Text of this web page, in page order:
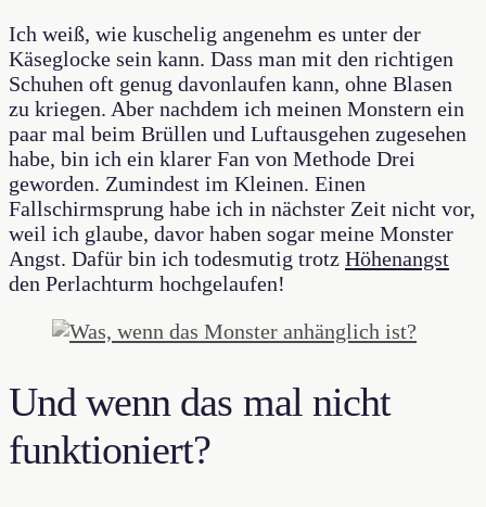
Ich weiß, wie kuschelig angenehm es unter der
Käseglocke sein kann. Dass man mit den richtigen
Schuhen oft genug davonlaufen kann, ohne Blasen
zu kriegen. Aber nachdem ich meinen Monstern ein
paar mal beim Brüllen und Luftausgehen zugesehen
habe, bin ich ein klarer Fan von Methode Drei
geworden. Zumindest im Kleinen. Einen
Fallschirmsprung habe ich in nächster Zeit nicht vor,
weil ich glaube, davor haben sogar meine Monster
Angst. Dafür bin ich todesmutig trotz Höhenangst
den Perlachturm hochgelaufen!
Und wenn das mal nicht
funktioniert?